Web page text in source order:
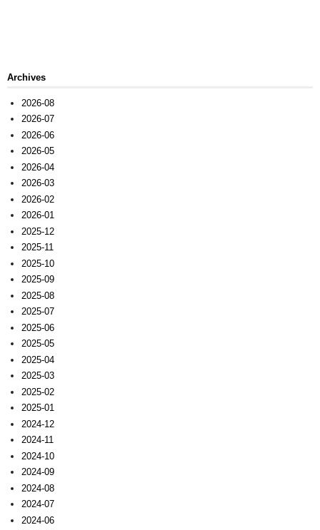
Archives
2026-08
2026-07
2026-06
2026-05
2026-04
2026-03
2026-02
2026-01
2025-12
2025-11
2025-10
2025-09
2025-08
2025-07
2025-06
2025-05
2025-04
2025-03
2025-02
2025-01
2024-12
2024-11
2024-10
2024-09
2024-08
2024-07
2024-06